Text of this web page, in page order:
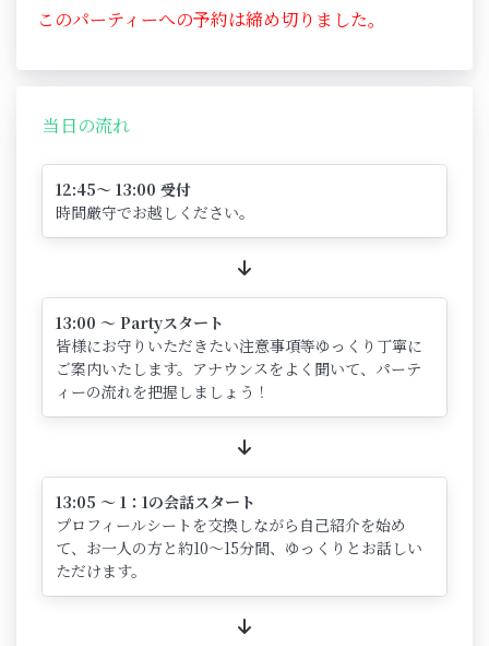
このパーティーへの予約は締め切りました。
当日の流れ
12:45～ 13:00 受付
時間厳守でお越しください。
13:00 ～ Partyスタート
皆様にお守りいただきたい注意事項等ゆっくり丁寧に
ご案内いたします。アナウンスをよく聞いて、パーテ
ィーの流れを把握しましょう！
13:05 ～ 1：1の会話スタート
プロフィールシートを交換しながら自己紹介を始め
て、お一人の方と約10～15分間、ゆっくりとお話しい
ただけます。